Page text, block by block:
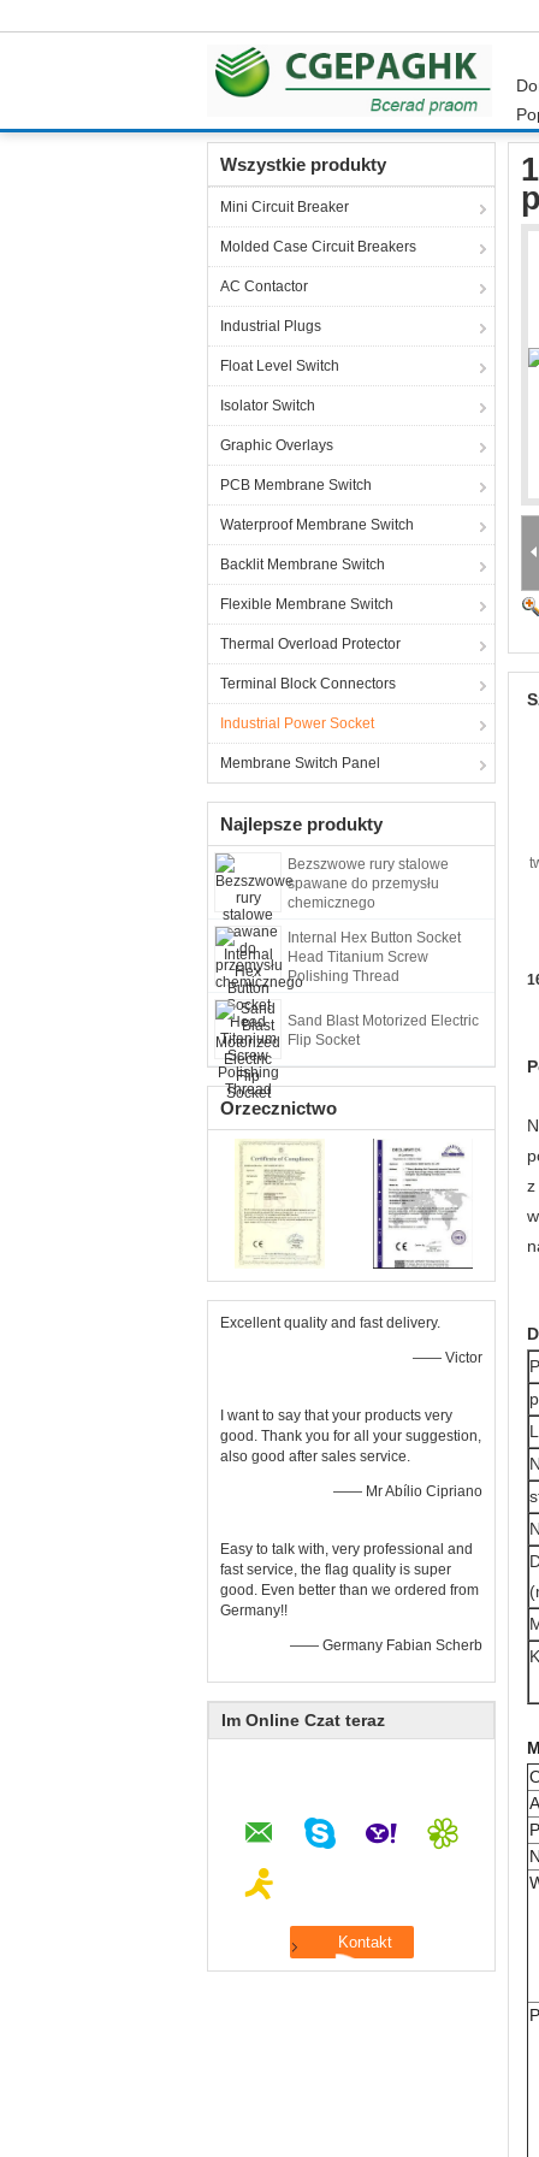
Wszystkie produkty
Mini Circuit Breaker
Molded Case Circuit Breakers
AC Contactor
Industrial Plugs
Float Level Switch
Isolator Switch
Graphic Overlays
PCB Membrane Switch
Waterproof Membrane Switch
Backlit Membrane Switch
Flexible Membrane Switch
Thermal Overload Protector
Terminal Block Connectors
Industrial Power Socket
Membrane Switch Panel
Najlepsze produkty
Bezszwowe rury stalowe
spawane do przemysłu
chemicznego
Internal Hex Button Socket
Head Titanium Screw
Polishing Thread
Sand Blast Motorized Electric
Flip Socket
Orzecznictwo
Excellent quality and fast delivery.
—— Victor
I want to say that your products very
good. Thank you for all your suggestion,
also good after sales service.
—— Mr Abílio Cipriano
Easy to talk with, very professional and
fast service, the flag quality is super
good. Even better than we ordered from
Germany!!
—— Germany Fabian Scherb
Im Online Czat teraz
z